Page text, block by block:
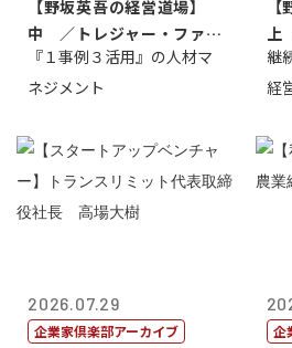
【野坂英吾の経営道場】
中 ／トレジャー・ファク
トリー社長野坂...
『１事例３活用』の人材マ
ネジメント
上
ト
継
経
2026.07.29
企業家倶楽部アーカイブ 企